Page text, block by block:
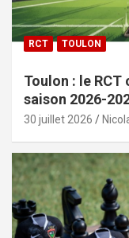
RCT TOULON
Toulon : le
saison 2026-
30 juillet 2026